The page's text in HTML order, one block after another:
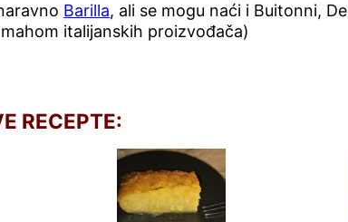
Barilla, ali se mogu naći i Buitonni,
italijanskih proizvođača)
RECEPTE: